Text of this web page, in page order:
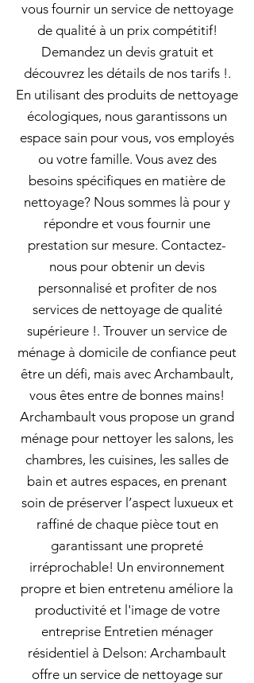
vous fournir un service de nettoyage
de qualité à un prix compétitif!
Demandez un devis gratuit et
découvrez les détails de nos tarifs !.
En utilisant des produits de nettoyage
écologiques, nous garantissons un
espace sain pour vous, vos employés
ou votre famille. Vous avez des
besoins spécifiques en matière de
nettoyage? Nous sommes là pour y
répondre et vous fournir une
prestation sur mesure. Contactez-
nous pour obtenir un devis
personnalisé et profiter de nos
services de nettoyage de qualité
supérieure !. Trouver un service de
ménage à domicile de confiance peut
être un défi, mais avec Archambault,
vous êtes entre de bonnes mains!
Archambault vous propose un grand
ménage pour nettoyer les salons, les
chambres, les cuisines, les salles de
bain et autres espaces, en prenant
soin de préserver l’aspect luxueux et
raffiné de chaque pièce tout en
garantissant une propreté
irréprochable! Un environnement
propre et bien entretenu améliore la
productivité et l'image de votre
entreprise Entretien ménager
résidentiel à Delson: Archambault
offre un service de nettoyage sur